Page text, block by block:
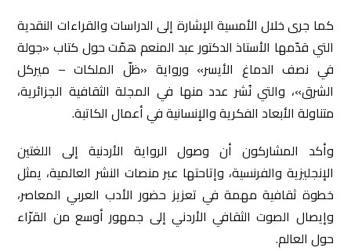
كما جرى خلال الأمسية الإشارة إلى الدراسات والقراءات النقدية
التي قدّمها الأستاذ الدكتور عبد المنعم همّت حول كتاب «جولة
في نصف الدماغ الأيسر» ورواية «ظلّ الملكات – ميركل
الشرق»، والتي نُشر عدد منها في المجلة الثقافية الجزائرية،
متناولة الأبعاد الفكرية والإنسانية في أعمال الكاتبة.
وأكد المشاركون أن وصول الرواية الأردنية إلى اللغتين
الإنجليزية والفرنسية، وإتاحتها عبر منصات النشر العالمية، يمثل
خطوة ثقافية مهمة في تعزيز حضور الأدب العربي المعاصر،
وإيصال الصوت الثقافي الأردني إلى جمهور أوسع من القرّاء
حول العالم.